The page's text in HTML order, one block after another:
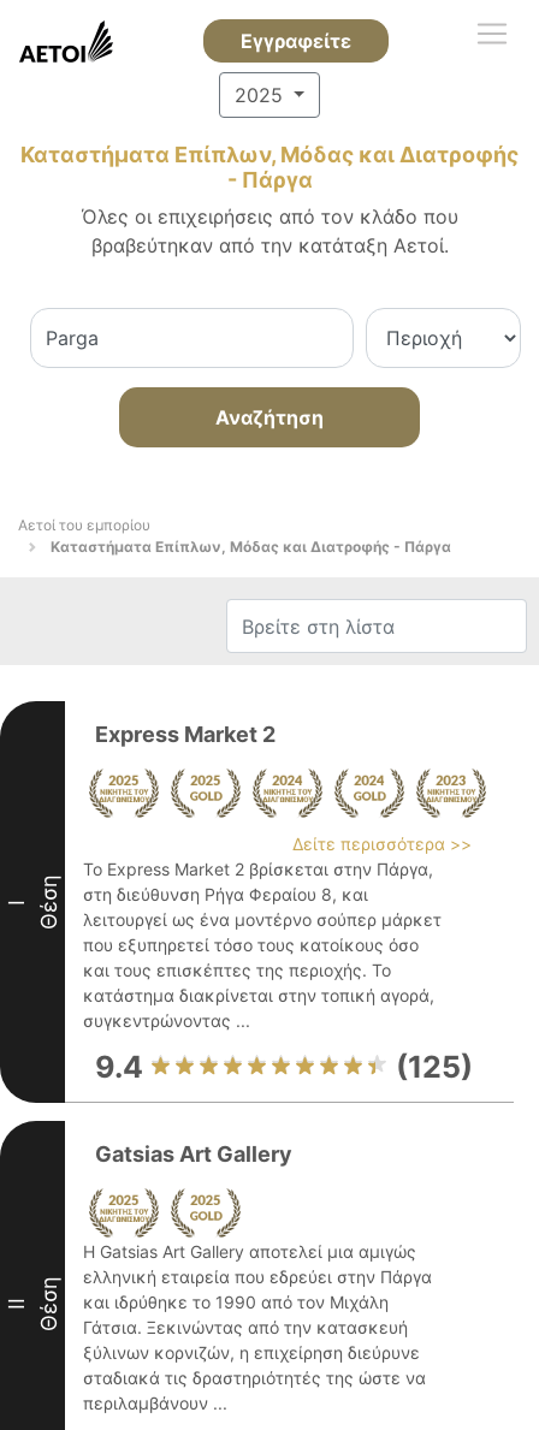
Εγγραφείτε
2025
Καταστήματα Επίπλων, Μόδας και Διατροφής
- Πάργα
Όλες οι επιχειρήσεις από τον κλάδο που
βραβεύτηκαν από την κατάταξη Αετοί.
Αναζήτηση
Αετοί του εμπορίου
Καταστήματα Επίπλων, Μόδας και Διατροφής - Πάργα
I Θέση
Express Market 2
Δείτε περισσότερα >>
Το Express Market 2 βρίσκεται στην Πάργα,
στη διεύθυνση Ρήγα Φεραίου 8, και
λειτουργεί ως ένα μοντέρνο σούπερ μάρκετ
που εξυπηρετεί τόσο τους κατοίκους όσο
και τους επισκέπτες της περιοχής. Το
κατάστημα διακρίνεται στην τοπική αγορά,
συγκεντρώνοντας ...
9.4 (125)
II Θέση
Gatsias Art Gallery
Η Gatsias Art Gallery αποτελεί μια αμιγώς
ελληνική εταιρεία που εδρεύει στην Πάργα
και ιδρύθηκε το 1990 από τον Μιχάλη
Γάτσια. Ξεκινώντας από την κατασκευή
ξύλινων κορνιζών, η επιχείρηση διεύρυνε
σταδιακά τις δραστηριότητές της ώστε να
περιλαμβάνουν ...